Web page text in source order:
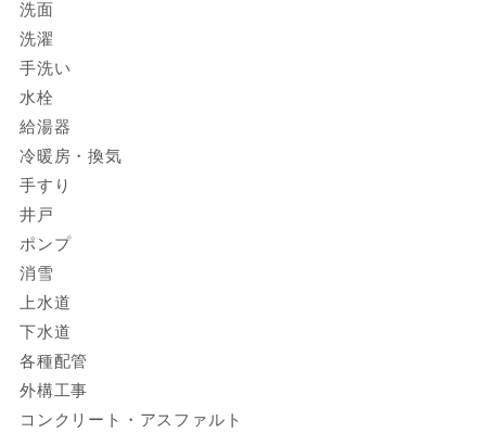
洗面
洗濯
手洗い
水栓
給湯器
冷暖房・換気
手すり
井戸
ポンプ
消雪
上水道
下水道
各種配管
外構工事
コンクリート・アスファルト